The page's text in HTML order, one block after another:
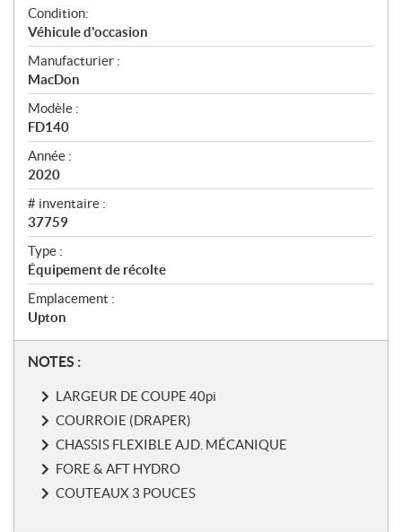
S
p
é
c
i
f
i
c
a
t
i
o
n
s
Condition:
Véhicule d'occasion
Manufacturier :
MacDon
Modèle :
FD140
Année :
2020
# inventaire :
37759
Type :
Équipement de récolte
Emplacement :
Upton
N
NOTES :
LARGEUR DE COUPE 40pi
COURROIE (DRAPER)
CHASSIS FLEXIBLE AJD. MÉCANIQUE
FORE & AFT HYDRO
COUTEAUX 3 POUCES